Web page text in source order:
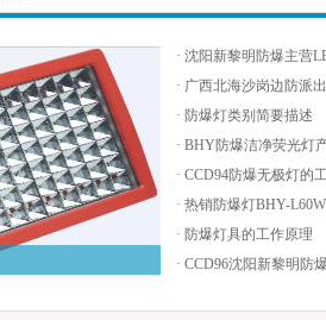
· 沈阳新黎明防爆主营
· 广西北海沙岗边防派
· 防爆灯类别简要描述
· BHY防爆洁净荧光灯
· CCD94防爆无极灯的
· 热销防爆灯BHY-
· 防爆灯具的工作原理
· CCD96沈阳新黎明防